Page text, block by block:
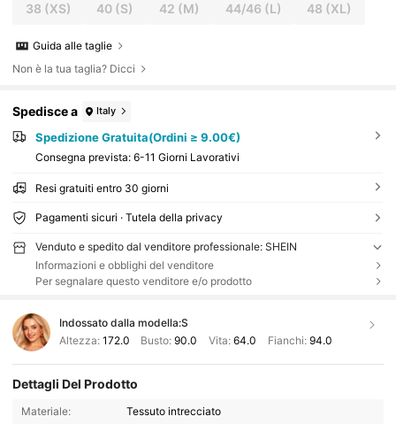
38 (XS) 40 (S) 42 (M) 44/46 (L) 48 (XL)
Guida alle taglie
Non è la tua taglia? Dicci
Spedisce a Italy
Spedizione Gratuita(Ordini ≥ 9.00€)
Consegna prevista: 6-11 Giorni Lavorativi
Resi gratuiti entro 30 giorni
Pagamenti sicuri · Tutela della privacy
Venduto e spedito dal venditore professionale: SHEIN
Informazioni e obblighi del venditore
Per segnalare questo venditore e/o prodotto
Indossato dalla modella:S
Altezza: 172.0 Busto:90.0 Vita: 64.0 Fianchi: 94.0
Dettagli Del Prodotto
Materiale:
Tessuto intrecciato